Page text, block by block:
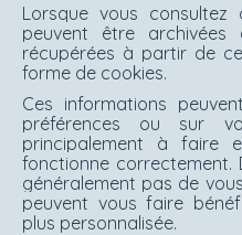
Lorsque vous
peuvent être
récupérées à partir de
forme de cookies.
Ces informations
préférences ou sur
principalement à faire
fonctionne correctement.
généralement pas de
peuvent vous faire
plus personnalisée.